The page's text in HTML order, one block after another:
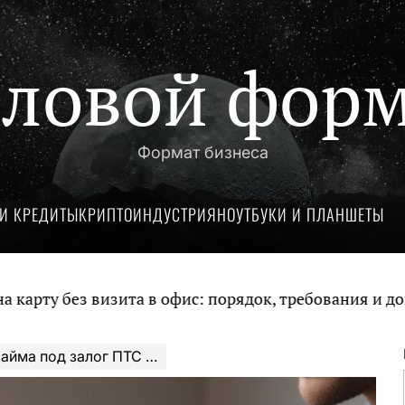
Формат бизнеса
КРЕДИТЫКРИПТОИНДУСТРИЯНОУТБУКИ И ПЛАНШЕТЫ
визита в офис: порядок, требования и документы
без визита в офис: порядок, требования и документы